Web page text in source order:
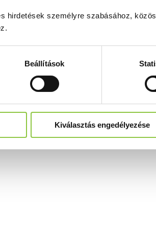
hirdetések személyre szabásához,
Beállítások
Kiválasztás engedélyezése